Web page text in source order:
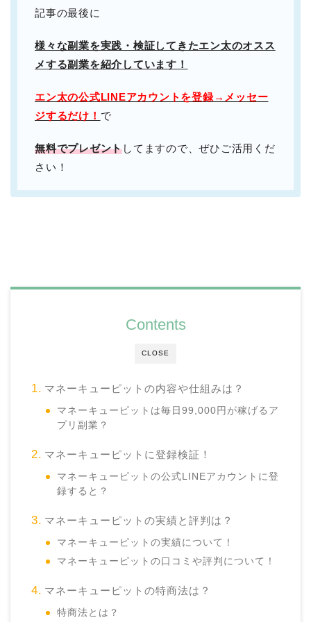
記事の最後に
様々な副業を実践・検証してきたエン太のオスス
メする副業を紹介しています！
エン太の公式LINEアカウントを登録→メッセー
ジするだけ！ で
無料でプレゼントしてますので、ぜひご活用くだ
さい！
CLOSE
Contents
マネーキューピットの内容や仕組みは？
マネーキューピットは毎日99,000円が稼げるア
プリ副業？
マネーキューピットに登録検証！
マネーキューピットの公式LINEアカウントに登
録すると？
マネーキューピットの実績と評判は？
マネーキューピットの実績について！
マネーキューピットの口コミや評判について！
マネーキューピットの特商法は？
特商法とは？